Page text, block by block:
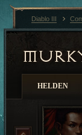
HELDEN
Diablo III